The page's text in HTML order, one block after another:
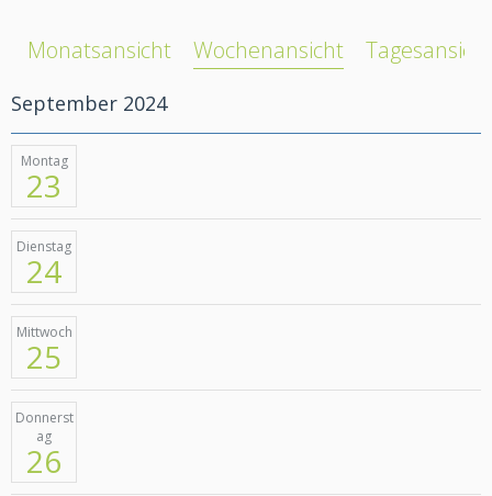
Monatsansicht Wochenansicht Tagesansicht
September 2024
Montag
23
Dienstag
24
Mittwoch
25
Donnerst
ag
26